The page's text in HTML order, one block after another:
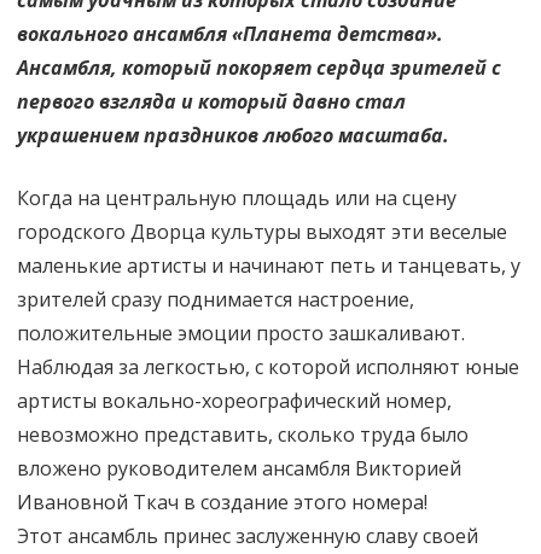
вокального ансамбля «Планета детства».
Ансамбля, который покоряет сердца зрителей с
первого взгляда и который давно стал
украшением праздников любого масштаба.
Когда на центральную площадь или на сцену
городского Дворца культуры выходят эти веселые
маленькие артисты и начинают петь и танцевать, у
зрителей сразу поднимается настроение,
положительные эмоции просто зашкаливают.
Наблюдая за легкостью, с которой исполняют юные
артисты вокально-хореографический номер,
невозможно представить, сколько труда было
вложено руководителем ансамбля Викторией
Ивановной Ткач в создание этого номера!
Этот ансамбль принес заслуженную славу своей